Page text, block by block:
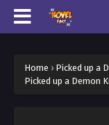
Home › Picked up a
Picked up a Demon